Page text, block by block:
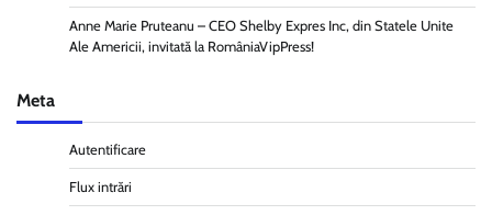
Anne Marie Pruteanu – CEO Shelby Expres Inc, din Statele Unite
Ale Americii, invitată la RomâniaVipPress!
Meta
Autentificare
Flux intrări